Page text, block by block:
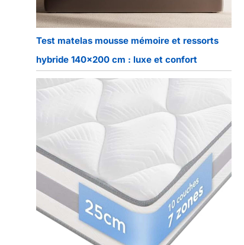
Test matelas mousse mémoire et ressorts
hybride 140×200 cm : luxe et confort